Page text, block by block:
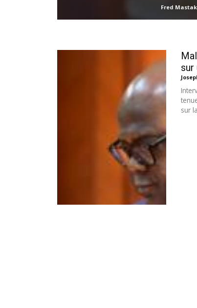
Fred
sur
sur